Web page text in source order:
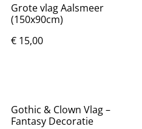
Grote vlag Aalsmeer
(150x90cm)
€ 15,00
Gothic & Clown Vlag –
Fantasy Decoratie